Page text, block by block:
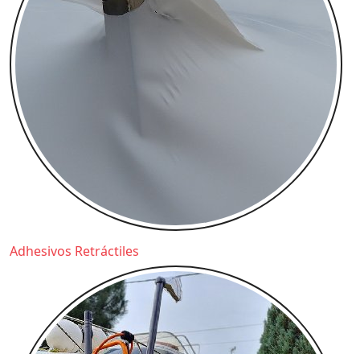
Adhesivos Retráctiles